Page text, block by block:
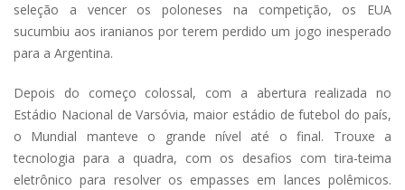
seleção a vencer os poloneses na competição, os EUA
sucumbiu aos iranianos por terem perdido um jogo inesperado
para a Argentina.
Depois do começo colossal, com a abertura realizada no
Estádio Nacional de Varsóvia, maior estádio de futebol do país,
o Mundial manteve o grande nível até o final. Trouxe a
tecnologia para a quadra, com os desafios com tira-teima
eletrônico para resolver os empasses em lances polêmicos.